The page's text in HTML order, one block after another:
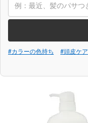
#カラーの色持ち #頭皮ケア